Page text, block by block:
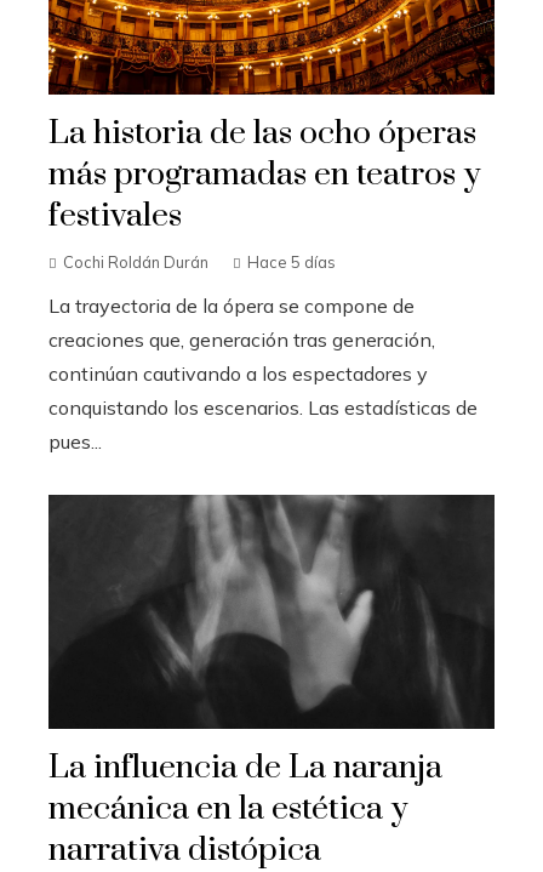
La historia de las ocho óperas
más programadas en teatros y
festivales
Cochi Roldán Durán Hace 5 días
La trayectoria de la ópera se compone de
creaciones que, generación tras generación,
continúan cautivando a los espectadores y
conquistando los escenarios. Las estadísticas de
pues...
La influencia de La naranja
mecánica en la estética y
narrativa distópica